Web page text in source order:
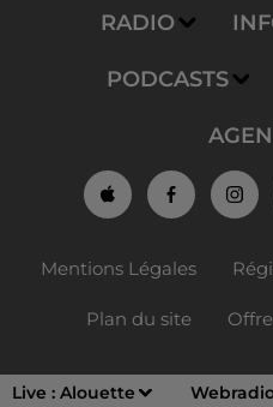
Live : Alouette
RADIO
PODCASTS
Mentions Légales
Plan du site